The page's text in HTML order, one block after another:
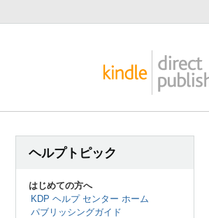
ヘルプトピック
はじめての方へ
KDP ヘルプ センター ホーム
パブリッシングガイド